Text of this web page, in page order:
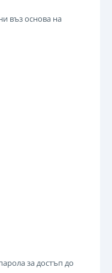
въз основа на
за достъп до